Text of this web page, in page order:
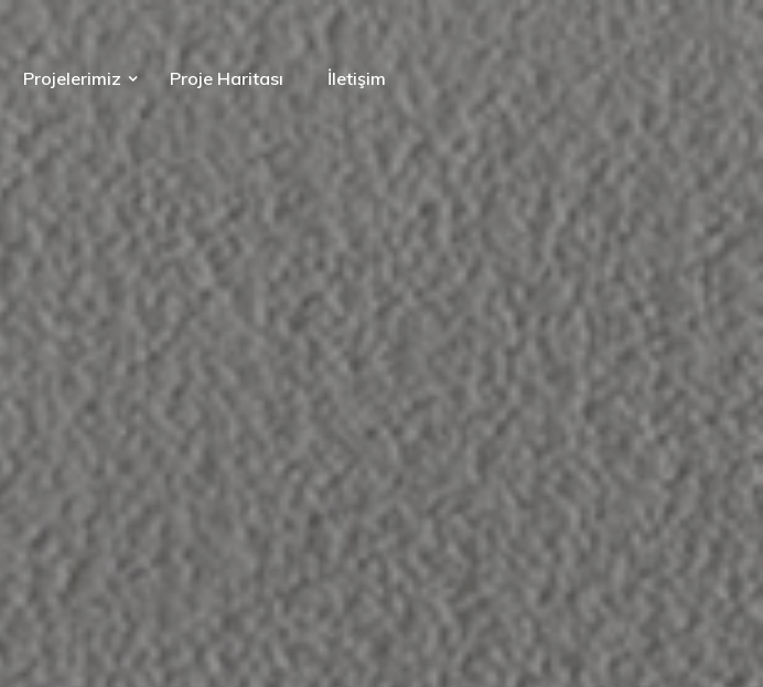
Projelerimiz Proje Haritası İletişim